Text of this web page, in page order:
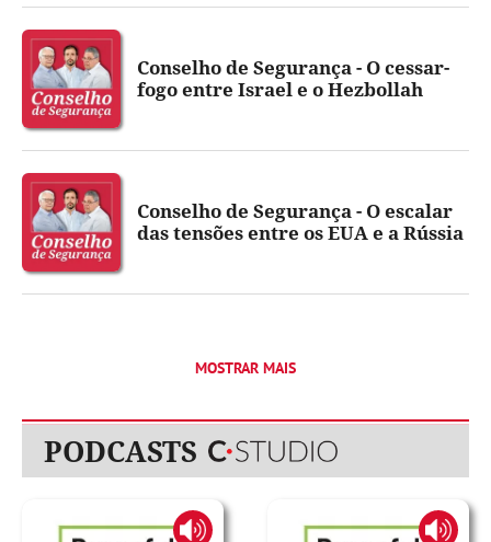
Conselho de Segurança - O cessar-
fogo entre Israel e o Hezbollah
Conselho de Segurança - O escalar
das tensões entre os EUA e a Rússia
MOSTRAR MAIS
Publicidade
PODCASTS